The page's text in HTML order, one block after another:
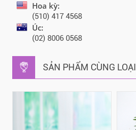
Hoa kỳ:
(510) 417 4568
Úc:
(02) 8006 0568
SẢN PHẨM CÙNG LOẠI